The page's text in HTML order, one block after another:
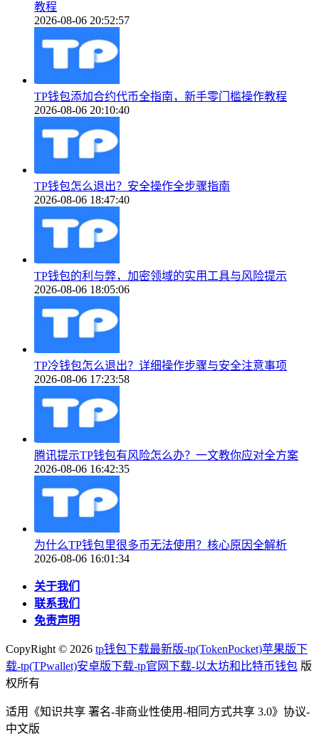
教程
2026-08-06 20:52:57
TP钱包添加合约代币全指南，新手零门槛操作教程
2026-08-06 20:10:40
TP钱包怎么退出？安全操作全步骤指南
2026-08-06 18:47:40
TP钱包的利与弊，加密领域的实用工具与风险提示
2026-08-06 18:05:06
TP冷钱包怎么退出？详细操作步骤与安全注意事项
2026-08-06 17:23:58
腾讯提示TP钱包有风险怎么办？一文教你应对全方案
2026-08-06 16:42:35
为什么TP钱包里很多币无法使用？核心原因全解析
2026-08-06 16:01:34
关于我们
联系我们
免责声明
CopyRight © 2026 tp钱包下载最新版-tp(TokenPocket)苹果版下
载-tp(TPwallet)安卓版下载-tp官网下载-以太坊和比特币钱包 版
权所有
适用《知识共享 署名-非商业性使用-相同方式共享 3.0》协议-
中文版